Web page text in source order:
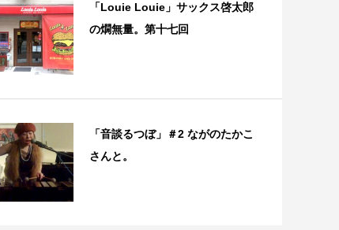
「Louie Louie」サックス啓太郎
の燗無量。第十七回
「音談るつぼ」＃2 ながのたかこ
さんと。